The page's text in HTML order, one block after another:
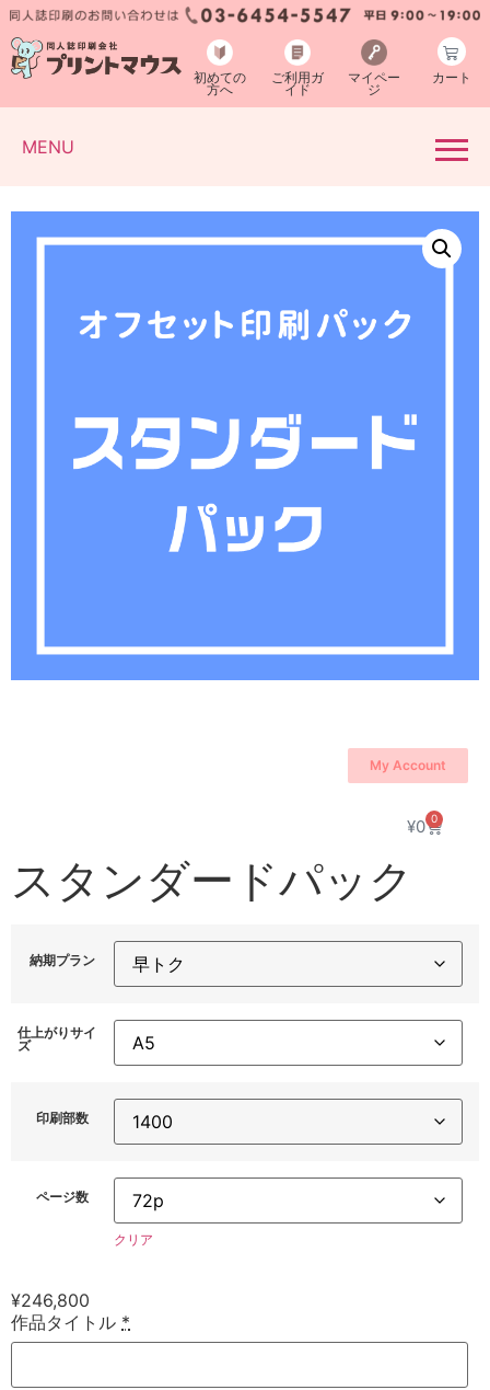
初めての
方へ
ご利用ガ
イド
マイペー
ジ
カート
MENU
My Account
¥0 0
スタンダードパック
納期プラン
仕上がりサイ
ズ
印刷部数
ページ数
クリア
¥246,800
作品タイトル *